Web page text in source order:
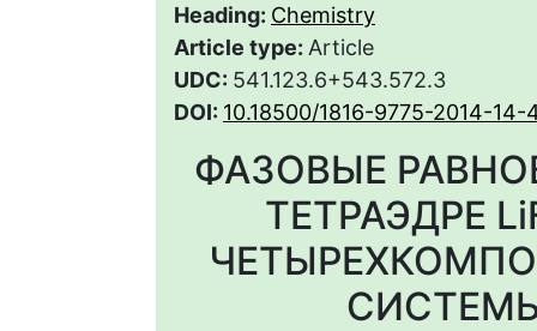
Heading: Chemistry
Article type: Article
UDC: 541.123.6+543.572.3
DOI: 10.18500/1816-9775-2014-
ФАЗОВЫЕ
ТЕТРАЭДРЕ
СИСТЕМЫ